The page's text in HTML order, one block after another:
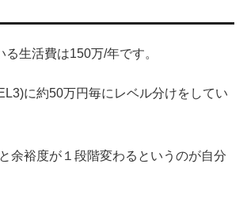
る生活費は150万/年です。
に約50万円毎にレベル分けをしてい
余裕度が１段階変わるというのが自分